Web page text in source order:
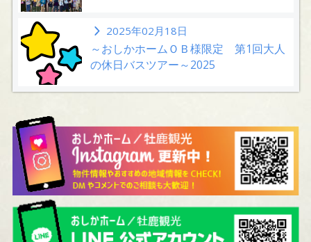
2025年02月18日
～おしかホームＯＢ様限定 第1回大人
の休日バスツアー～2025